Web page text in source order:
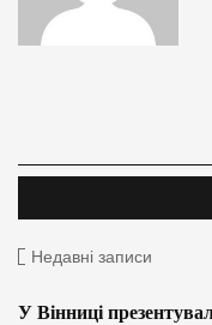
Недавні записи
У Вінниці